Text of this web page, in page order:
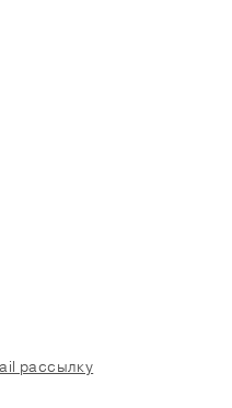
рассылку